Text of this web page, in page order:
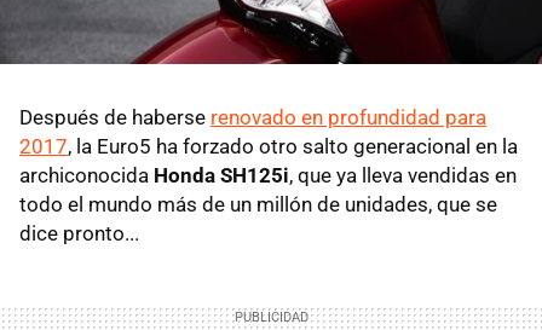
Después de haberse renovado en profundidad para
2017, la Euro5 ha forzado otro salto generacional en la
archiconocida Honda SH125i, que ya lleva vendidas en
todo el mundo más de un millón de unidades, que se
dice pronto...